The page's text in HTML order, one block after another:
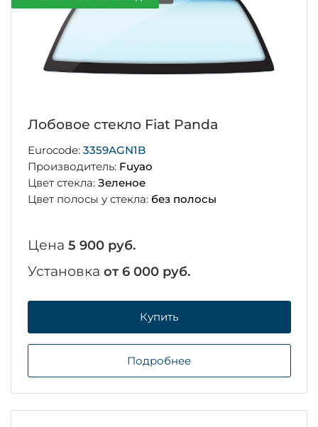
Лобовое стекло Fiat Panda
Eurocode: 3359AGN1B
Производитель: Fuyao
Цвет стекла: Зеленое
Цвет полосы у стекла: без полосы
Цена 5 900 руб.
Установка от 6 000 руб.
Купить
Подробнее